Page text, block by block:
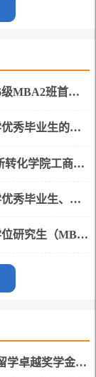
山东大学国际创新转化学院2026级MBA2班首次见面会
（转）关于评选2025届山东大学优秀毕业生的通知
关于做好2023-2024学年国际创新转化学院工商管理硕士研究生综合评价工作的通知
（转）关于评选2024届山东大学优秀毕业生、山东省优秀毕业生的通知
山东大学2024年工商管理专业学位研究生（MBA方向）招生简章
山东大学2026年“中国政府来华留学卓越奖学金项目”（工商管理专业）申请办法